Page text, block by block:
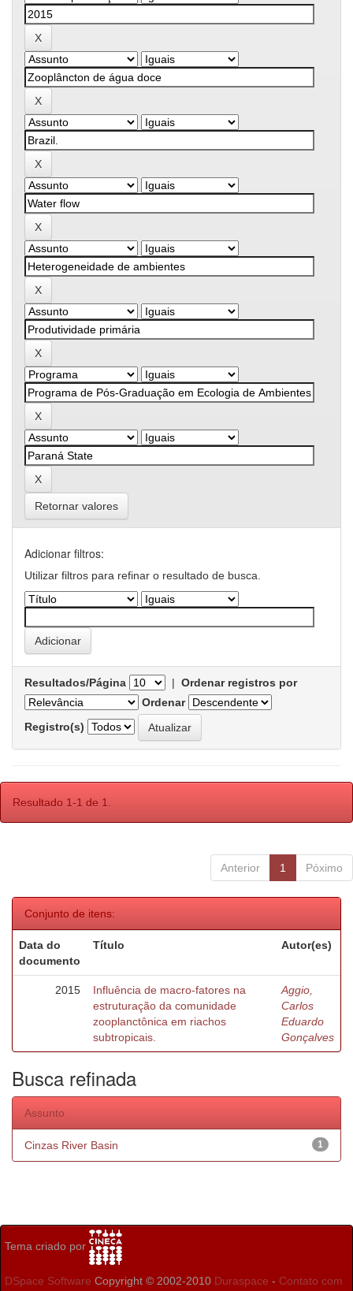
Retornar valores
Adicionar filtros:
Utilizar filtros para refinar o resultado de busca.
Resultados/Página | Ordenar registros por
Ordenar
Registro(s)
Resultado 1-1 de 1.
Anterior 1 Póximo
Conjunto de itens:
Data do
documento
Título Autor(es)
2015
Influência de macro-fatores na
estruturação da comunidade
zooplanctônica em riachos
subtropicais.
Aggio,
Carlos
Eduardo
Gonçalves
Busca refinada
Assunto
1
Cinzas River Basin
Tema criado por
DSpace Software Copyright © 2002-2010 Duraspace - Contato com